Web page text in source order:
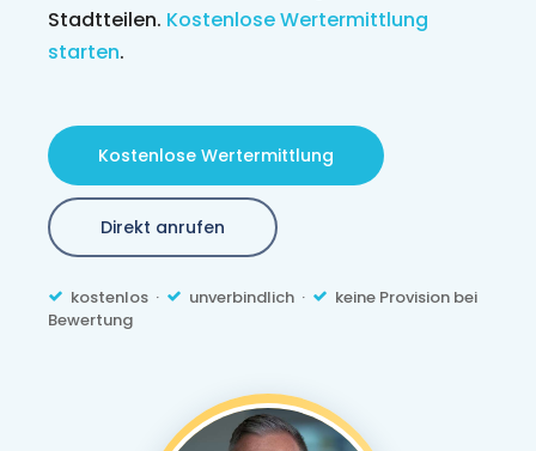
Stadtteilen. Kostenlose Wertermittlung
starten.
Kostenlose Wertermittlung
Direkt anrufen
kostenlos · unverbindlich ·
keine Provision bei
Bewertung